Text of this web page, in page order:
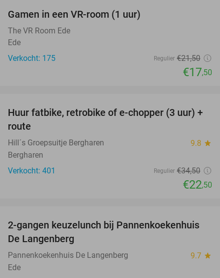
Gamen in een VR-room (1 uur)
The VR Room Ede
Ede
Verkocht: 175
Regulier €21,50
€17,50
35%
Huur fatbike, retrobike of e-chopper (3 uur) +
route
Hill´s Groepsuitje Bergharen 9.8 star
Bergharen
Verkocht: 401
Regulier €34,50
€22,50
44%
2-gangen keuzelunch bij Pannenkoekenhuis
De Langenberg
Pannenkoekenhuis De Langenberg 9.7 star
Ede